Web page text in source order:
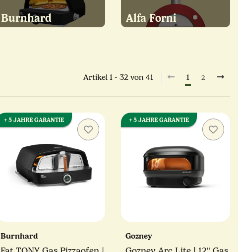
Burnhard Alfa Forni
Artikel 1 - 32 von 41 1 2
+ 5 JAHRE GARANTIE
Burnhard
+ 5 JAHRE GARANTIE
Gozney